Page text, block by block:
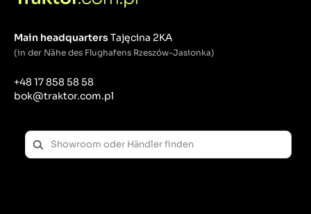
Main headquartersTajęcina 2KA
(in der Nähe des Flughafens Rzeszów-Jasionka)
+48 17 858 58 58
bok@traktor.com.pl